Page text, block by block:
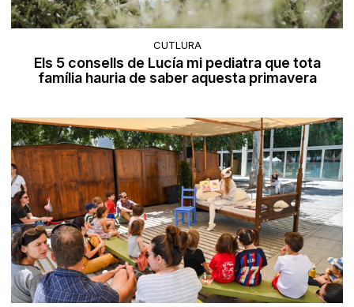
CUTLURA
Els 5 consells de Lucía mi pediatra que tota
família hauria de saber aquesta primavera